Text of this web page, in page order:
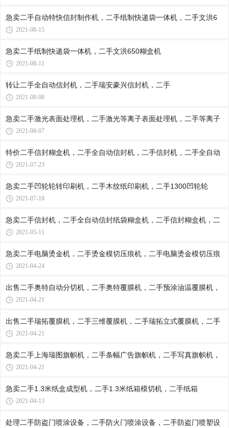
急卖二手自动特快信封制作机，二手纸制快递袋一体机，二手文洪6
2021-08-15
急卖二手纸制快递袋一体机，二手文洪650糊盒机​
2021-08-11
​转让二手全自动信封机，二手瑞安豪兴信封机，二手
2021-08-08
急卖二手激光表面处理机，二手激光等离子表面处理机，二手等离子
2021-08-07
特价二手信封糊盒机，二手全自动信封机，二手信封机，二手全自动
2021-07-23
急卖二手凹轮轮转印刷机，二手木纹纸印刷机，二手1300凹轮轮
2021-07-18
急卖二手信封机，二手全自动信封纸袋糊盒机，二手信封糊盒机，二
2021-05-11
急卖二手电脑烫金机，二手烫金模切压痕机，二手电脑烫金模切压痕
2021-04-24
出售二手奥特自动分切机，二手奥特覆膜机，二手预涂油温覆膜机，
2021-04-21
出售二手瑞拓覆膜机，二手三维覆膜机，二手瑞拓立式覆膜机，二手
2021-04-21
急卖二手上海瑞图旗帜机，二手条幅广告旗帜机，二手写真旗帜机，
2021-04-21
急卖二手1.3米纸盒成型机，二手1.3米纸箱模切机，二手纸箱
2021-04-13
处理二手防盗门喷涂设备，二手防火门喷涂设备，二手防盗门喷塑设